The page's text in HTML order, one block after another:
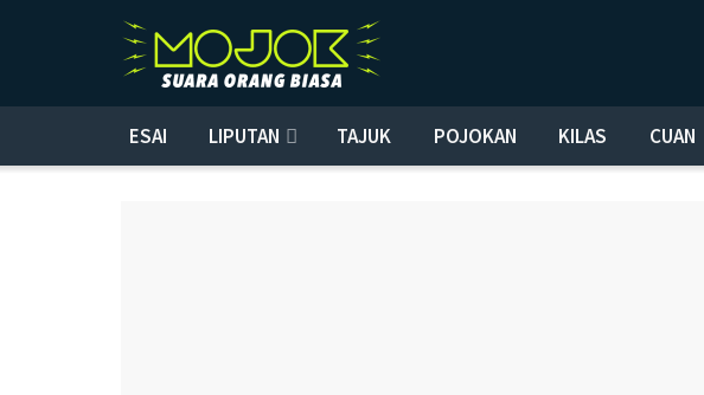
ESAI LIPUTAN TAJUK POJOKAN KILAS CUAN